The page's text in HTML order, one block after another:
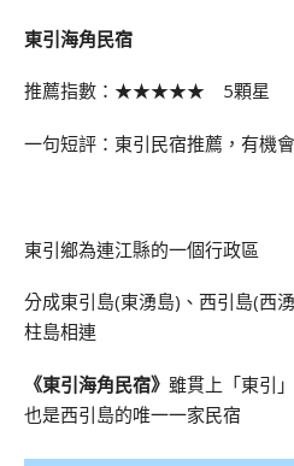
東引海角民宿
推薦指數：★★★★★ 5顆星
一句短評：東引民宿推薦，有機
東引鄉為連江縣的一個行政區
分成東引島(東湧島)、西引島(西
柱島相連
《東引海角民宿》 雖貫上「東引
也是西引島的唯一一家民宿